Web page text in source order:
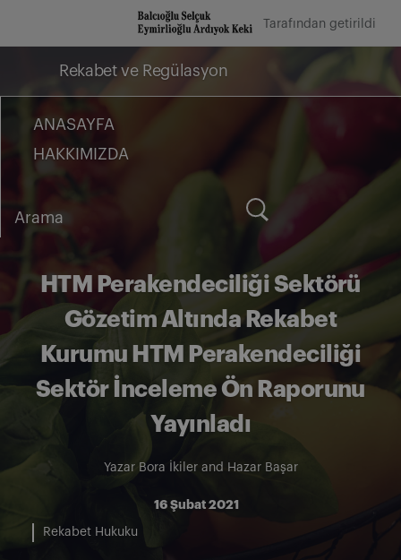
geç
Tarafından getirildi
Rekabet ve Regülasyon
ANASAYFA
HAKKIMIZDA
for:
HTM Perakendeciliği Sektörü
Gözetim Altında Rekabet
Kurumu HTM Perakendeciliği
Sektör İnceleme Ön Raporunu
Yayınladı
Yazar Bora İkilerand Hazar Başar
16 Şubat 2021
Rekabet Hukuku